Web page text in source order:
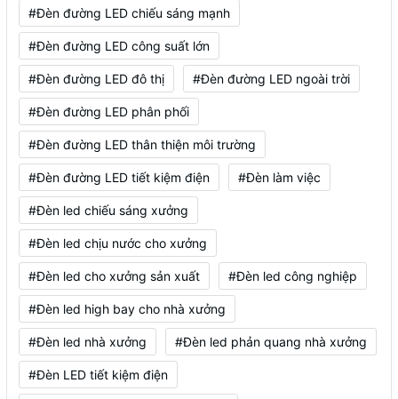
#Đèn đường LED chiếu sáng mạnh
#Đèn đường LED công suất lớn
#Đèn đường LED đô thị #Đèn đường LED ngoài trời
#Đèn đường LED phân phối
#Đèn đường LED thân thiện môi trường
#Đèn đường LED tiết kiệm điện #Đèn làm việc
#Đèn led chiếu sáng xưởng
#Đèn led chịu nước cho xưởng
#Đèn led cho xưởng sản xuất #Đèn led công nghiệp
#Đèn led high bay cho nhà xưởng
#Đèn led nhà xưởng #Đèn led phản quang nhà xưởng
#Đèn LED tiết kiệm điện